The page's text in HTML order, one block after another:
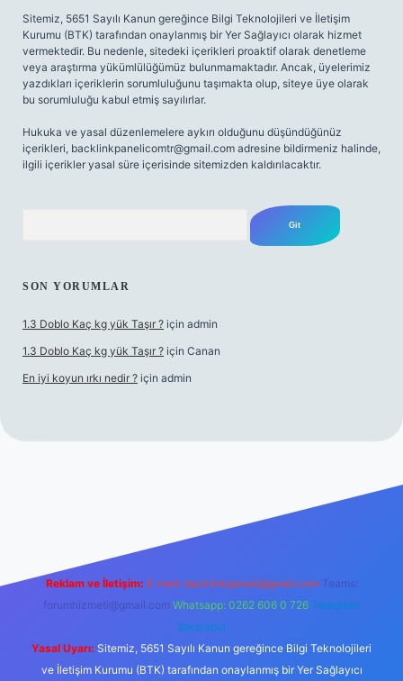
Sitemiz, 5651 Sayılı Kanun gereğince Bilgi Teknolojileri ve İletişim
Kurumu (BTK) tarafından onaylanmış bir Yer Sağlayıcı olarak hizmet
vermektedir. Bu nedenle, sitedeki içerikleri proaktif olarak denetleme
veya araştırma yükümlülüğümüz bulunmamaktadır. Ancak, üyelerimiz
yazdıkları içeriklerin sorumluluğunu taşımakta olup, siteye üye olarak
bu sorumluluğu kabul etmiş sayılırlar.
Hukuka ve yasal düzenlemelere aykırı olduğunu düşündüğünüz
içerikleri, backlinkpanelicomtr@gmail.com adresine bildirmeniz halinde,
ilgili içerikler yasal süre içerisinde sitemizden kaldırılacaktır.
SON YORUMLAR
1.3 Doblo Kaç kg yük Taşır ? için admin
1.3 Doblo Kaç kg yük Taşır ? için Canan
En iyi koyun ırkı nedir ? için admin
Reklam ve İletişim: E-mail: backlinkpaneli@gmail.com Teams:
forumhizmeti@gmail.com Whatsapp: 0262 606 0 726 Telegram:
@karabul
Yasal Uyarı: Sitemiz, 5651 Sayılı Kanun gereğince Bilgi Teknolojileri
ve İletişim Kurumu (BTK) tarafından onaylanmış bir Yer Sağlayıcı